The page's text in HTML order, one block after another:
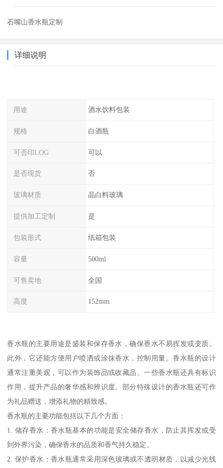
石嘴山香水瓶定制
详细说明
用途 酒水饮料包装
规格 白酒瓶
可否印LOG 可以
是否现货 否
玻璃材质 晶白料玻璃
提供加工定制 是
包装形式 纸箱包装
容量 500ml
可售卖地 全国
高度 152mm
香水瓶的主要用途是盛装和保存香水，确保香水不易挥发或变质。
此外，它还能方便用户喷洒或涂抹香水，控制用量。香水瓶的设计
通常注重美观，可以作为装饰品或收藏品。一些香水瓶还具有标识
作用，提升产品的奢华感和辨识度。部分特殊设计的香水瓶还可作
为礼品赠送，增添礼物的精致感。
香水瓶的主要功能包括以下几个方面：
1. 储存香水：香水瓶基本的功能是安全储存香水，防止其挥发或受
到外界污染，确保香水的品质和香气持久稳定。
2. 保护香水：香水瓶通常采用深色玻璃或不透明材质，以减少光线